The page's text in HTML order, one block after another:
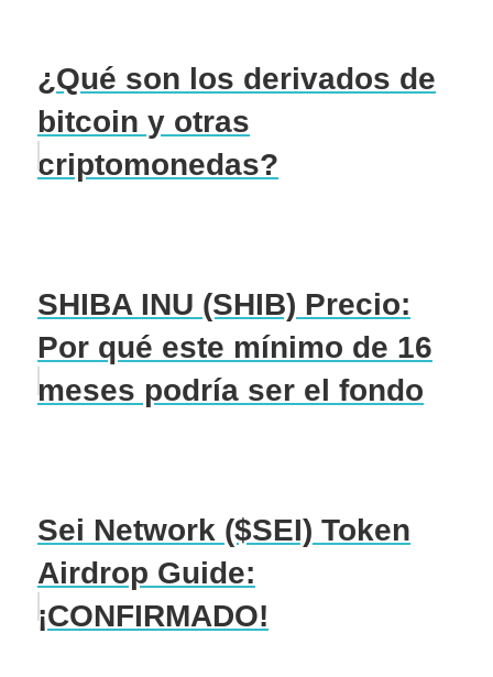
¿Qué son los derivados de
bitcoin y otras
criptomonedas?
SHIBA INU (SHIB) Precio:
Por qué este mínimo de 16
meses podría ser el fondo
Sei Network ($SEI) Token
Airdrop Guide:
¡CONFIRMADO!